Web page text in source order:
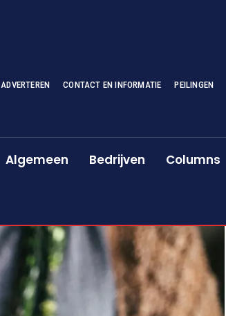
ADVERTEREN CONTACT EN INFORMATIE PEILINGEN
Algemeen Bedrijven Columns